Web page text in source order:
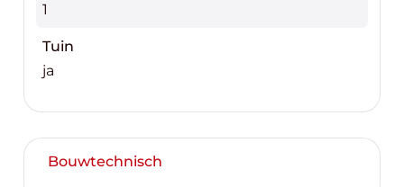
1
Tuin
ja
Bouwtechnisch